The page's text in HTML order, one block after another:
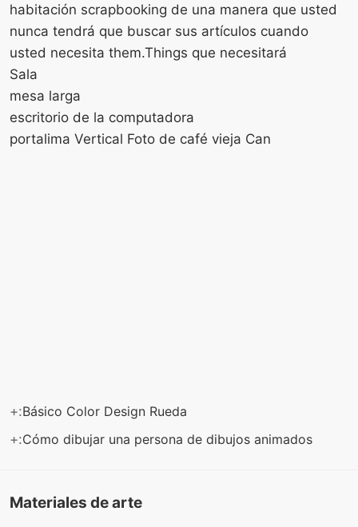
habitación scrapbooking de una manera que usted
nunca tendrá que buscar sus artículos cuando
usted necesita them.Things que necesitará
Sala
mesa larga
escritorio de la computadora
portalima Vertical Foto de café vieja Can
+:Básico Color Design Rueda
+:Cómo dibujar una persona de dibujos animados
Materiales de arte